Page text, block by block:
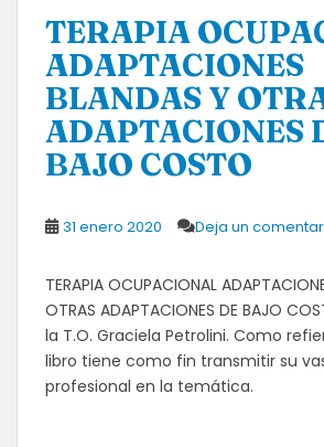
TERAPIA
ADAPTACIONES
BLANDAS Y
ADAPTACIONES
BAJO COSTO
31 enero 2020 Deja un
TERAPIA OCUPACIONAL
OTRAS ADAPTACIONES DE BAJO
la T.O. Graciela Petrolini. Como
libro tiene como fin transmitir su
profesional en la temática.